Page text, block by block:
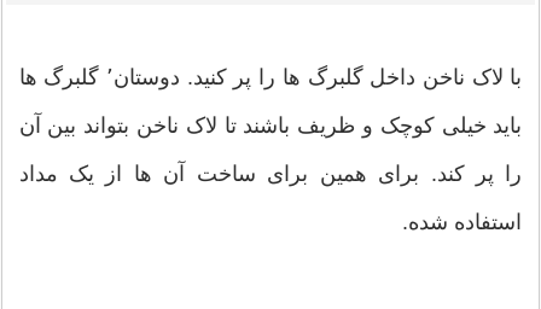
با لاک ناخن داخل گلبرگ ها را پر کنید. دوستان٬ گلبرگ ها
باید خیلی کوچک و ظریف باشند تا لاک ناخن بتواند بین آن
را پر کند. برای همین برای ساخت آن ها از یک مداد
استفاده شده.